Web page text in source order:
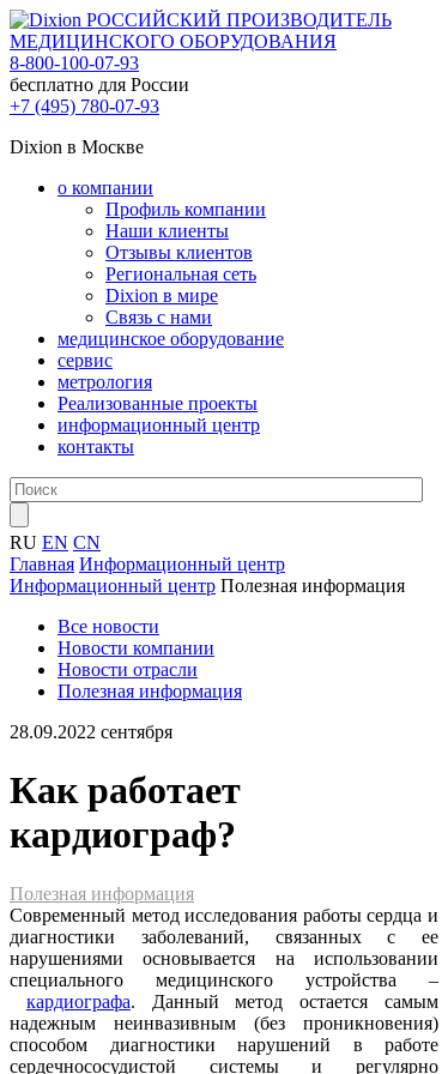
РОССИЙСКИЙ ПРОИЗВОДИТЕЛЬ
МЕДИЦИНСКОГО ОБОРУДОВАНИЯ
8-800-100-07-93
бесплатно для России
+7 (495) 780-07-93
Dixion в Москве
о компании
Профиль компании
Наши клиенты
Отзывы клиентов
Региональная сеть
Dixion в мире
Связь с нами
медицинское оборудование
сервис
метрология
Реализованные проекты
информационный центр
контакты
RU EN CN
Главная Информационный центр
Информационный центр Полезная информация
Все новости
Новости компании
Новости отрасли
Полезная информация
28.09.2022 сентября
Как работает
кардиограф?
Полезная информация
Современный метод исследования работы сердца и
диагностики заболеваний, связанных с ее
нарушениями основывается на использовании
специального медицинского устройства –
кардиографа. Данный метод остается самым
надежным неинвазивным (без проникновения)
способом диагностики нарушений в работе
сердечнососудистой системы и регулярно